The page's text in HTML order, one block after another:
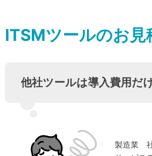
ITSMツールのお
他社ツールは導入費用だ
製造業